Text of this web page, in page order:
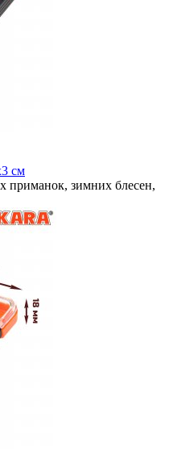
см
приманок, зимних блесен,